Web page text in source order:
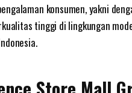
konsumen, yakni
tinggi di lingkungan